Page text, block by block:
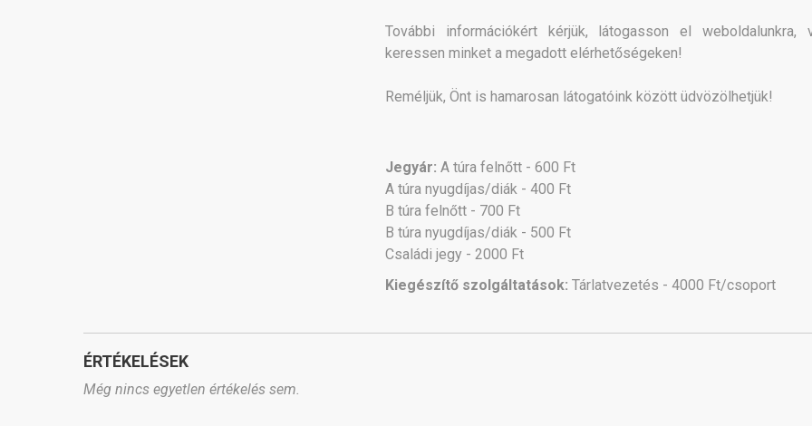
További információkért kérjük, látogasson el weboldalunkra,
keressen minket a megadott elérhetőségeken!
Reméljük, Önt is hamarosan látogatóink között üdvözölhetjük!
Jegyár: A túra felnőtt - 600 Ft
A túra nyugdíjas/diák - 400 Ft
B túra felnőtt - 700 Ft
B túra nyugdíjas/diák - 500 Ft
Családi jegy - 2000 Ft
Kiegészítő szolgáltatások: Tárlatvezetés - 4000 Ft/csoport
ÉRTÉKELÉSEK
Még nincs egyetlen értékelés sem.